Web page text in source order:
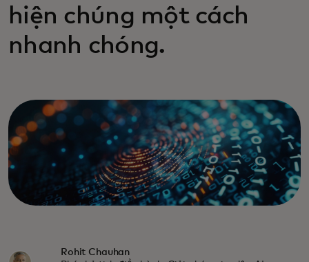
hiện chúng một cách
nhanh chóng.
Rohit Chauhan